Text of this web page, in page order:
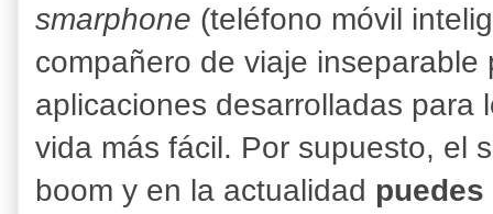
smarphone (teléfono móvil
compañero de viaje
aplicaciones desarrolladas para
vida más fácil. Por supuesto, el
boom y en la actualidad